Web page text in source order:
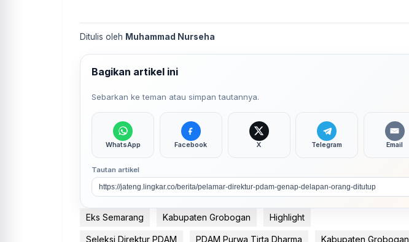
Ditulis oleh Muhammad Nurseha
Bagikan artikel ini
Sebarkan ke teman atau simpan tautannya.
WhatsApp Facebook X Telegram Email
Tautan artikel
Eks Semarang Kabupaten Grobogan Highlight
Seleksi Direktur PDAM PDAM Purwa Tirta Dharma Kabupaten Grobogan